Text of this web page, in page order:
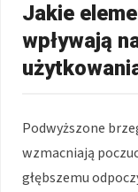
Jakie
wpływają
Podwyższone
wzmacniają
głębszemu